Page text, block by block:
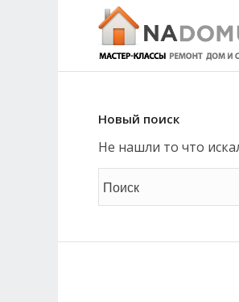
Новый поиск
Не нашли то что